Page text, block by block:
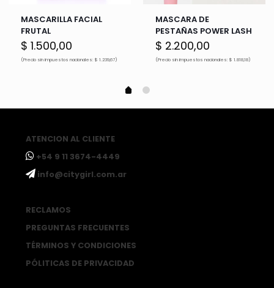
MASCARILLA FACIAL
FRUTAL
$ 1.500,00
(Precio sin impuestos nacionales: $ 1.239,67)
MASCARA DE
PESTAÑAS POWER LASH
$ 2.200,00
(Precio sin impuestos nacionales: $ 1.818,18)
ATENCION AL CLIENTE
ㅤ+54 9 11 3674-4449
ㅤinfo@citygirl.com.ar
RECLAMOS
PREGUNTAS FRECUENTES
TÉRMINOS Y CONDICIONES
PÓLITICAS DE PRIVACIDAD